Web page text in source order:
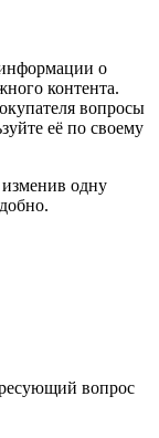
о
контента.
вопросы
её по своему
одну
вопрос